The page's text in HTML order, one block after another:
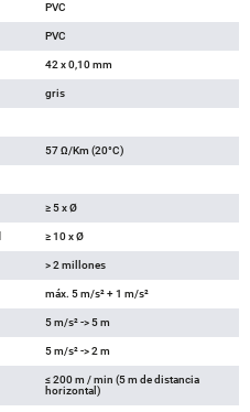
PVC
PVC
42 x 0,10 mm
gris
57 Ω/Km (20°C)
≥ 5 x Ø
≥ 10 x Ø
> 2 millones
máx. 5 m/s² + 1 m/s²
5 m/s² -> 5 m
5 m/s² -> 2 m
≤ 200 m / min (5 m de distancia
horizontal)